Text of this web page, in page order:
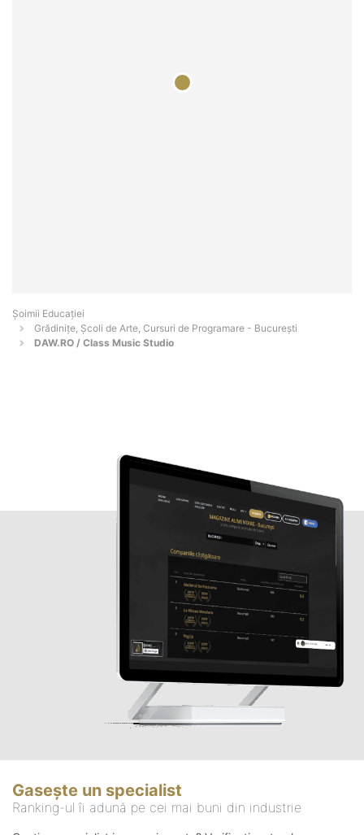
Șoimii Educației
Grădinițe, Școli de Arte, Cursuri de Programare - Bucureşti
DAW.RO / Class Music Studio
Gasește un specialist
Ranking-ul îi adună pe cei mai buni din industrie